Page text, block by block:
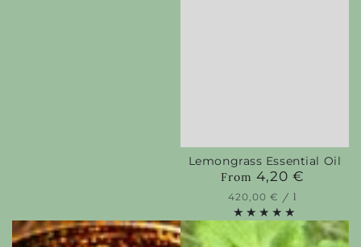
Lemongrass Essential Oil
Regular
price
From 4,20 €
Unit
price
420,00 € / per
l